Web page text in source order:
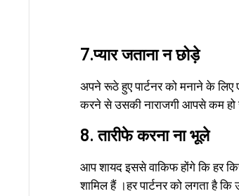
7.प्यार जताना न छोड़े
अपने रूठे हुए पार्टनर को मनाने के लिए
करने से उसकी नाराजगी आपसे कम हो
8. तारीफे करना ना भूले
आप शायद इससे वाकिफ होंगे कि हर
शामिल हैं ।हर पार्टनर को लगता है